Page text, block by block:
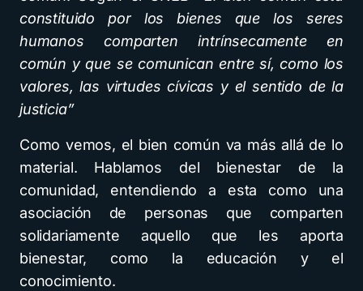
constituido por los bienes que los seres
humanos comparten intrínsecamente en
común y que se comunican entre sí, como los
valores, las virtudes cívicas y el sentido de la
justicia”
Como vemos, el bien común va más allá de lo
material. Hablamos del bienestar de la
comunidad, entendiendo a esta como una
asociación de personas que comparten
solidariamente aquello que les aporta
bienestar, como la educación y el
conocimiento.